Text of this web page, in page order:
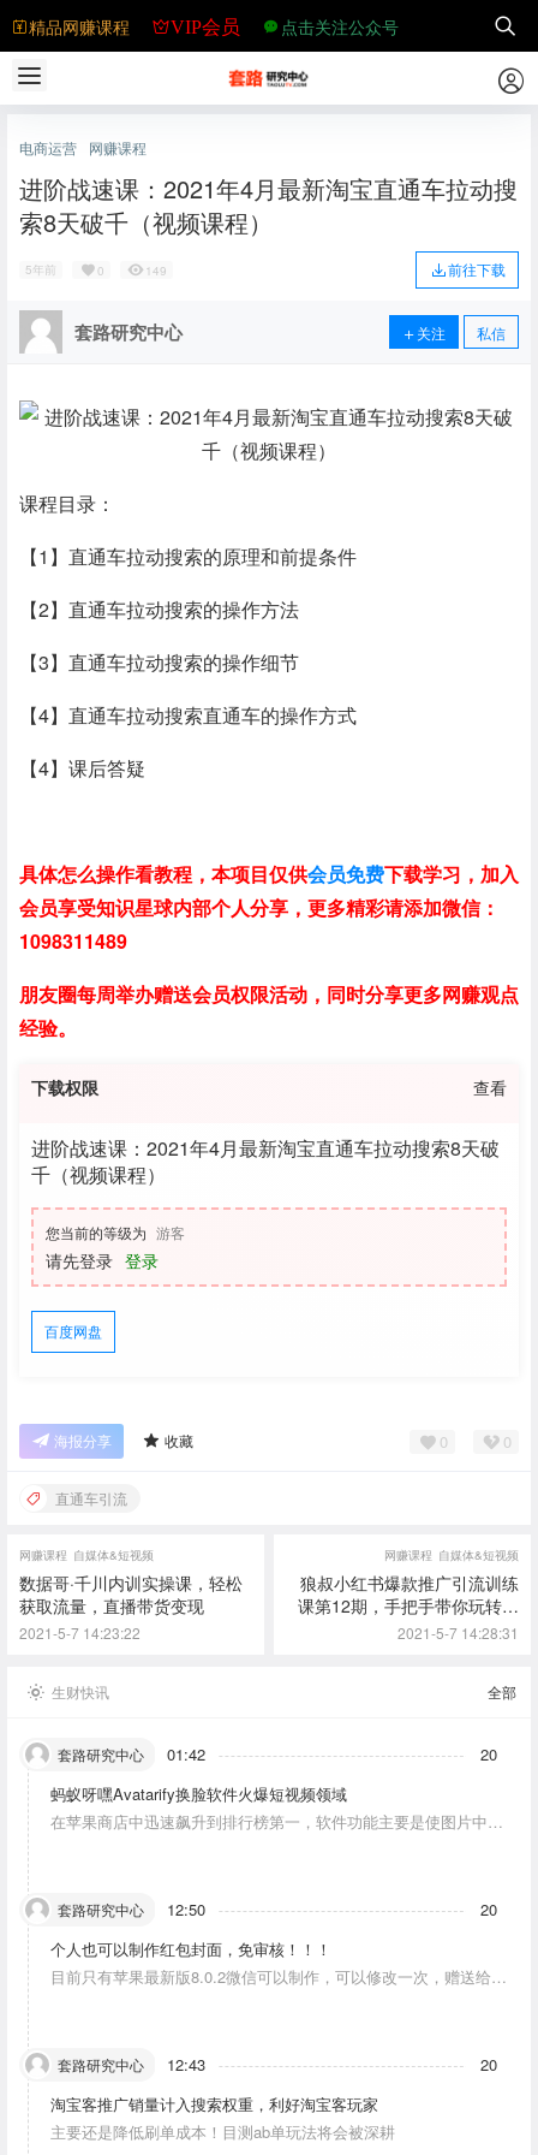
精品网赚课程 VIP会员 点击关注公众号
电商运营 网赚课程
进阶战速课：2021年4月最新淘宝直通车拉动搜
索8天破千（视频课程）
5年前 0 149 前往下载
套路研究中心 关注 私信
课程目录：
【1】直通车拉动搜索的原理和前提条件
【2】直通车拉动搜索的操作方法
【3】直通车拉动搜索的操作细节
【4】直通车拉动搜索直通车的操作方式
【4】课后答疑
具体怎么操作看教程，本项目仅供会员免费下载学习，加入
会员享受知识星球内部个人分享，更多精彩请添加微信：
1098311489
朋友圈每周举办赠送会员权限活动，同时分享更多网赚观点
经验。
下载权限 查看
进阶战速课：2021年4月最新淘宝直通车拉动搜索8天破
千（视频课程）
您当前的等级为 游客
请先登录 登录
百度网盘
海报分享 收藏 0 0
直通车引流
网赚课程 自媒体&短视频
数据哥·千川内训实操课，轻松
获取流量，直播带货变现
2021-5-7 14:23:22
网赚课程 自媒体&短视频
狼叔小红书爆款推广引流训练
课第12期，手把手带你玩转小
红书
2021-5-7 14:28:31
生财快讯 全部
套路研究中心 01:42
20
蚂蚁呀嘿Avatarify换脸软件火爆短视频领域
在苹果商店中迅速飙升到排行榜第一，软件功能主要是使图片中的
套路研究中心 12:50
20
个人也可以制作红包封面，免审核！！！
目前只有苹果最新版8.0.2微信可以制作，可以修改一次，赠送给10
套路研究中心 12:43
20
淘宝客推广销量计入搜索权重，利好淘宝客玩家
主要还是降低刷单成本！目测ab单玩法将会被深耕